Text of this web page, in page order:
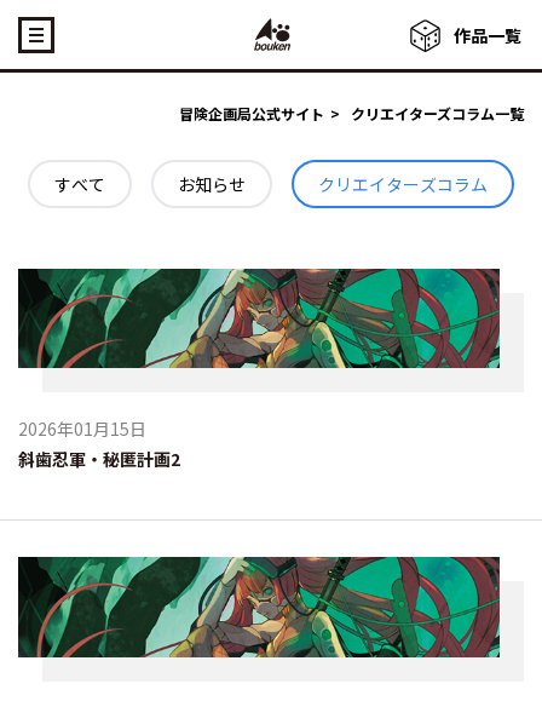
作品一覧
冒険企画局公式サイト > クリエイターズコラム一覧
すべて お知らせ クリエイターズコラム
2026年01月15日
斜歯忍軍・秘匿計画2